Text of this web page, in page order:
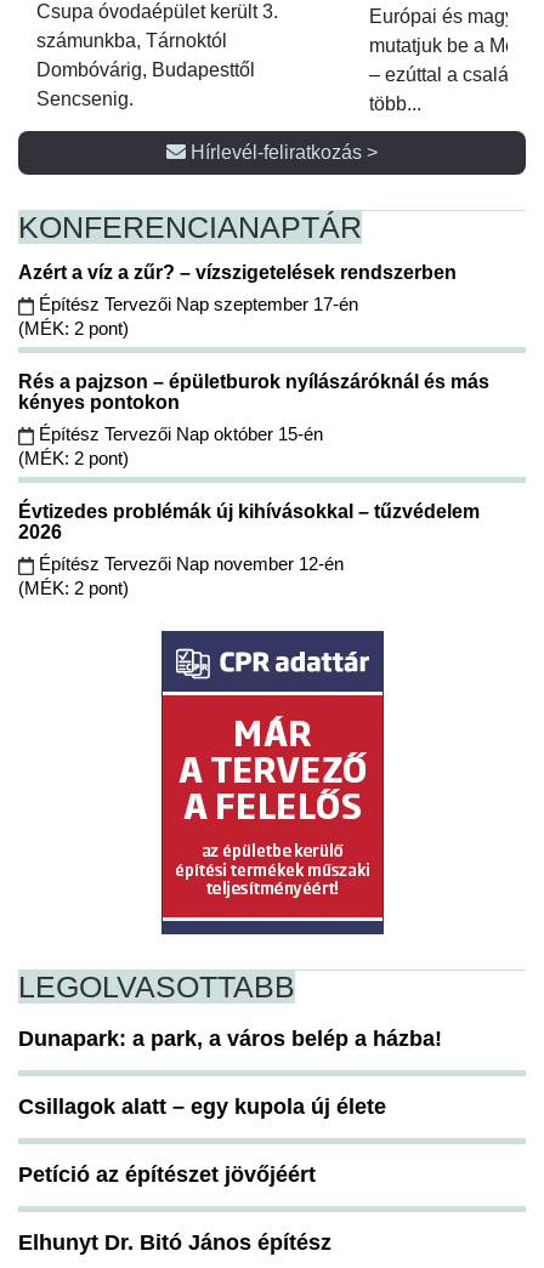
Csupa óvodaépület került 3.
számunkba, Tárnoktól
Dombóvárig, Budapesttől
Sencsenig.
Európai és magyar
mutatjuk be a
– ezúttal a családi
több...
Hírlevél-feliratkozás >
KONFERENCIANAPTÁR
Azért a víz a zűr? – vízszigetelések rendszerben
Építész Tervezői Nap szeptember 17-én
(MÉK: 2 pont)
Rés a pajzson – épületburok nyílászáróknál és más
kényes pontokon
Építész Tervezői Nap október 15-én
(MÉK: 2 pont)
Évtizedes problémák új kihívásokkal – tűzvédelem
2026
Építész Tervezői Nap november 12-én
(MÉK: 2 pont)
LEGOLVASOTTABB
Dunapark: a park, a város belép a házba!
Csillagok alatt – egy kupola új élete
Petíció az építészet jövőjéért
Elhunyt Dr. Bitó János építész